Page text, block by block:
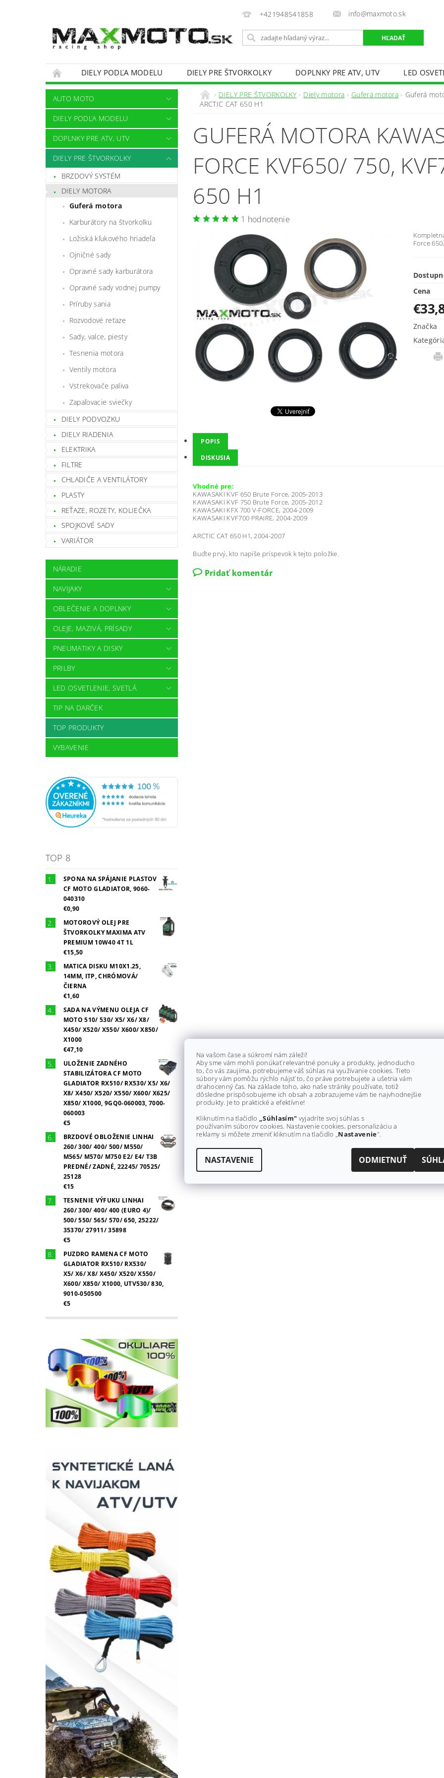
+421948541858 info@maxmoto.sk
DIELY PODĽA MODELU DIELY PRE ŠTVORKOLKY DOPLNKY PRE ATV, UTV
LED
OBCHODNÉ PODMIENKY
KONTAKTY
AUTO MOTO
DIELY PODĽA MODELU
DOPLNKY PRE ATV, UTV
DIELY PRE ŠTVORKOLKY
BRZDOVÝ SYSTÉM
DIELY MOTORA
Guferá motora
Karburátory na štvorkolku
Ložiská kľukového hriadeľa
Ojničné sady
Opravné sady karburátora
Opravné sady vodnej pumpy
Príruby sania
Rozvodové reťaze
Sady, valce, piesty
Tesnenia motora
Ventily motora
Vstrekovače paliva
Zapaľovacie sviečky
DIELY PODVOZKU
DIELY RIADENIA
ELEKTRIKA
FILTRE
CHLADIČE A VENTILÁTORY
PLASTY
REŤAZE, ROZETY, KOLIEČKA
SPOJKOVÉ SADY
VARIÁTOR
NÁRADIE
NAVIJAKY
OBLEČENIE A DOPLNKY
OLEJE, MAZIVÁ, PRÍSADY
PNEUMATIKY A DISKY
PRILBY
LED OSVETLENIE, SVETLÁ
TIP NA DARČEK
TOP PRODUKTY
VYBAVENIE
TOP 8
SPONA NA SPÁJANIE PLASTOV
CF MOTO GLADIATOR, 9060-
040310
€0,90
MOTOROVÝ OLEJ PRE
ŠTVORKOLKY MAXIMA ATV
PREMIUM 10W40 4T 1L
€15,50
MATICA DISKU M10X1.25,
14MM, ITP, CHRÓMOVÁ/
ČIERNA
€1,60
SADA NA VÝMENU OLEJA CF
MOTO 510/ 530/ X5/ X6/ X8/
X450/ X520/ X550/ X600/ X850/
X1000
€47,10
ULOŽENIE ZADNÉHO
STABILIZÁTORA CF MOTO
GLADIATOR RX510/ RX530/ X5/ X6/
X8/ X450/ X520/ X550/ X600/ X625/
X850/ X1000, 9GQ0-060003, 7000-
060003
€5
BRZDOVÉ OBLOŽENIE LINHAI
260/ 300/ 400/ 500/ M550/
M565/ M570/ M750 E2/ E4/ T3B
PREDNÉ/ ZADNÉ, 22245/ 70525/
25128
€15
TESNENIE VÝFUKU LINHAI
260/ 300/ 400/ 400 (EURO 4)/
500/ 550/ 565/ 570/ 650, 25222/
35370/ 27911/ 35898
€5
PUZDRO RAMENA CF MOTO
GLADIATOR RX510/ RX530/
X5/ X6/ X8/ X450/ X520/ X550/
X600/ X850/ X1000, UTV530/ 830,
9010-050500
€5
DIELY PRE ŠTVORKOLKY Diely motora Guferá motora
Guferá
ARCTIC CAT 650 H1
GUFERÁ MOTORA
FORCE KVF650/ 750,
650 H1
1 hodnotenie
Force
Cena
Značka
POPIS
DISKUSIA
Vhodné pre:
KAWASAKI KVF 650 Brute Force, 2005-2013
KAWASAKI KVF 750 Brute Force, 2005-2012
KAWASAKI KFX 700 V-FORCE, 2004-2009
KAWASAKI KVF700 PRAIRE, 2004-2009
ARCTIC CAT 650 H1, 2004-2007
Buďte prvý, kto napíše príspevok k tejto položke.
Pridať komentár
Na vašom čase a súkromí nám záleží!
Aby sme vám mohli ponúkať relevantné ponuky a produkty, jednoducho
to, čo vás zaujíma, potrebujeme váš súhlas na využívanie cookies. Tieto
súbory vám pomôžu rýchlo nájsť to, čo práve potrebujete a ušetria vám
drahocenný čas. Na základe toho, ako naše stránky používate, totiž
dôsledne prispôsobujeme ich obsah a zobrazujeme vám tie najvhodnejšie
produkty. Je to praktické a efektívne!
Kliknutím na tlačidlo „Súhlasím" vyjadríte svoj súhlas s
používaním súborov cookies. Nastavenie cookies, personalizáciu a
reklamy si môžete zmeniť kliknutím na tlačidlo „Nastavenie".
NASTAVENIE ODMIETNUŤ